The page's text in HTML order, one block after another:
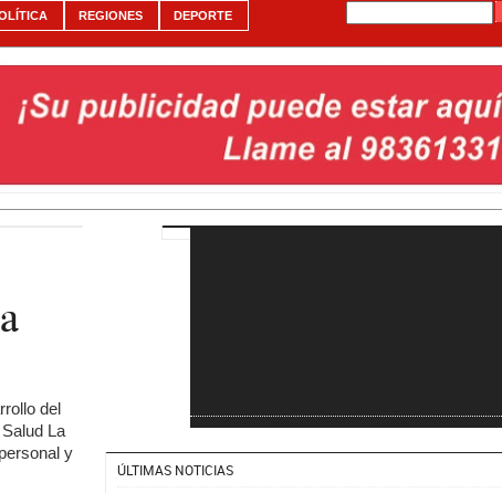
REGIONES
DEPORTE
del
La
y
ÚLTIMAS NOTICIAS